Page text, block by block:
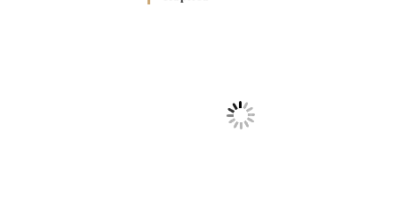
Родин
Справ Молоді та встановленя
складу Катихитичної Комісії